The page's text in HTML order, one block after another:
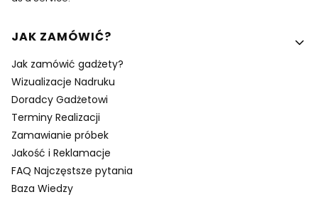
Linki w stopce
JAK ZAMÓWIĆ?
Jak zamówić gadżety?
Wizualizacje Nadruku
Doradcy Gadżetowi
Terminy Realizacji
Zamawianie próbek
Jakość i Reklamacje
FAQ Najczęstsze pytania
Baza Wiedzy